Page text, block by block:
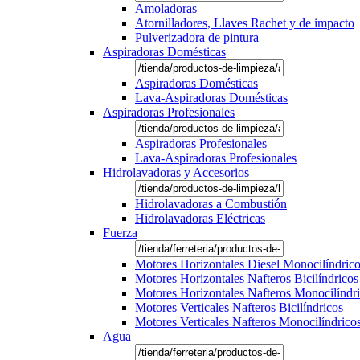
Amoladoras
Atornilladores, Llaves Rachet y de impacto
Pulverizadora de pintura
Aspiradoras Domésticas
Aspiradoras Domésticas
Lava-Aspiradoras Domésticas
Aspiradoras Profesionales
Aspiradoras Profesionales
Lava-Aspiradoras Profesionales
Hidrolavadoras y Accesorios
Hidrolavadoras a Combustión
Hidrolavadoras Eléctricas
Fuerza
Motores Horizontales Diesel
Motores Horizontales Nafteros Bicilíndricos
Motores Horizontales Nafteros
Motores Verticales Nafteros Bicilíndricos
Motores Verticales Nafteros
Agua